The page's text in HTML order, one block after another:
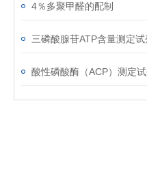
4％多聚甲醛的配制